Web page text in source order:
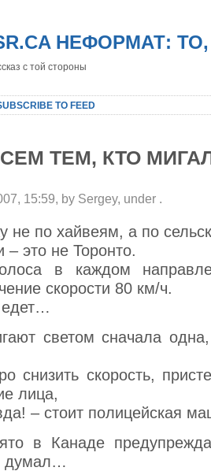
НЕФОРМАТ:
с той стороны
TO FEED
ТЕМ, КТО
15:59, by Sergey, under .
не по хайвеям, а по
– это не Торонто.
в каждом
скорости 80 км/ч.
едет…
светом сначала
снизить скорость,
лица,
– стоит полицейская
в Канаде
думал…